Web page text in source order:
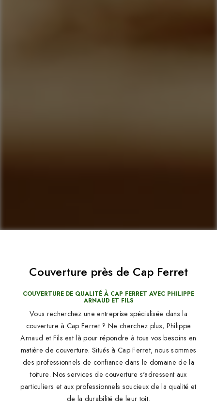
Couverture près de Cap Ferret
COUVERTURE DE QUALITÉ À CAP FERRET AVEC PHILIPPE
ARNAUD ET FILS
Vous recherchez une entreprise spécialisée dans la
couverture à Cap Ferret ? Ne cherchez plus, Philippe
Arnaud et Fils est là pour répondre à tous vos besoins en
matière de couverture. Situés à Cap Ferret, nous sommes
des professionnels de confiance dans le domaine de la
toiture. Nos services de couverture s'adressent aux
particuliers et aux professionnels soucieux de la qualité et
de la durabilité de leur toit.